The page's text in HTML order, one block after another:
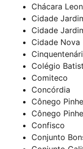
Chácara
Cidade
Cidade
Cidade Nova
Colégio
Comiteco
Concórdia
Cônego
Cônego
Confisco
Conjunto